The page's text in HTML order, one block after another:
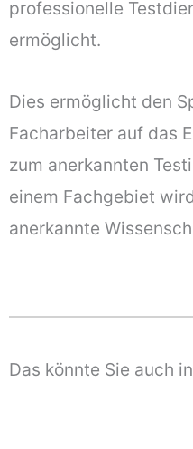
professionelle
ermöglicht.
Dies ermöglicht den
Facharbeiter auf das
zum anerkannten
einem Fachgebiet
anerkannte
Das könnte Sie auch